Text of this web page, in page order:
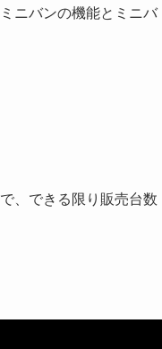
ニバンの機能とミニバ
、できる限り販売台数